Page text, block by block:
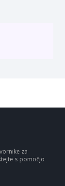
za
s pomočjo